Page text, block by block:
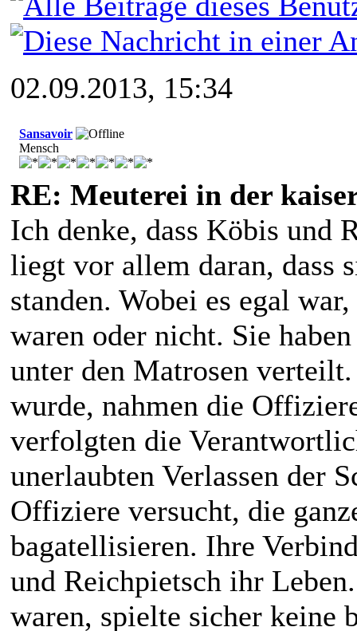
02.09.2013, 15:34
Sansavoir
Mensch
RE: Meuterei in der
Ich denke, dass Köbis und
liegt vor allem daran, dass
standen. Wobei es egal
waren oder nicht. Sie
unter den Matrosen
wurde, nahmen die
verfolgten die
unerlaubten Verlassen der
Offiziere versucht, die
bagatellisieren. Ihre
und Reichpietsch ihr
waren, spielte sicher keine